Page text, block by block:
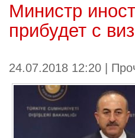
Министр
прибудет с
24.07.2018 12:20 |